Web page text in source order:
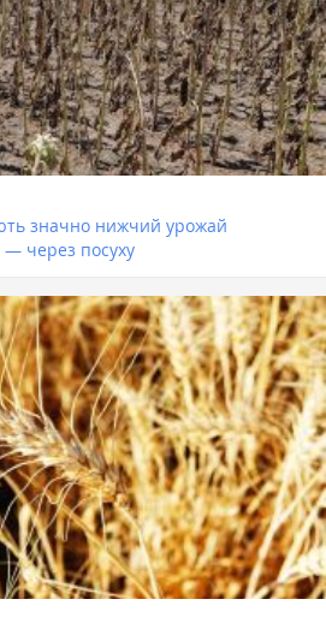
значно нижчий урожай
— через посуху